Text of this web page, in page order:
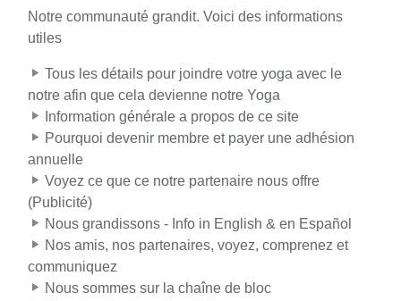
Notre communauté grandit. Voici des informations
utiles
Tous les détails pour joindre votre yoga avec le
notre afin que cela devienne notre Yoga
Information générale a propos de ce site
Pourquoi devenir membre et payer une adhésion
annuelle
Voyez ce que ce notre partenaire nous offre
(Publicité)
Nous grandissons - Info in English & en Español
Nos amis, nos partenaires, voyez, comprenez et
communiquez
Nous sommes sur la chaîne de bloc